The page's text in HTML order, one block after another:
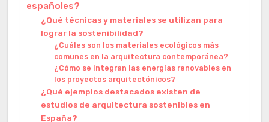
españoles?
¿Qué técnicas y materiales se utilizan para
lograr la sostenibilidad?
¿Cuáles son los materiales ecológicos más
comunes en la arquitectura contemporánea?
¿Cómo se integran las energías renovables en
los proyectos arquitectónicos?
¿Qué ejemplos destacados existen de
estudios de arquitectura sostenibles en
España?